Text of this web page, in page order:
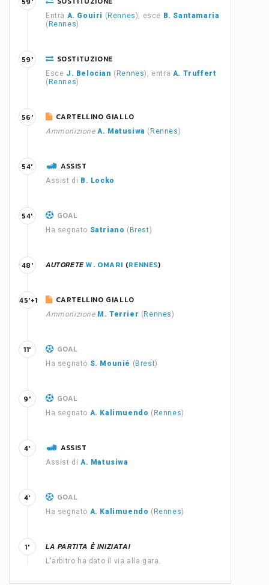
Entra A. Gouiri ( Rennes), esce B. Santamaria
( Rennes)
SOSTITUZIONE
Esce J. Belocian ( Rennes), entra A. Truffert
( Rennes)
59'
CARTELLINO GIALLO
Ammonizione A. Matusiwa ( Rennes)
56'
ASSIST
Assist di B. Locko
54'
GOAL
Ha segnato Satriano ( Brest)
54'
AUTORETE W. OMARI (RENNES)
48'
CARTELLINO GIALLO
Ammonizione M. Terrier ( Rennes)
45'+1
GOAL
Ha segnato S. Mounié ( Brest)
11'
GOAL
Ha segnato A. Kalimuendo ( Rennes)
9'
ASSIST
Assist di A. Matusiwa
4'
GOAL
Ha segnato A. Kalimuendo ( Rennes)
4'
LA PARTITA È INIZIATA!
L'arbitro ha dato il via alla gara.
1'